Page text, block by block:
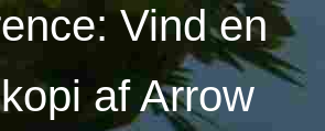
Vind en
af Arrow